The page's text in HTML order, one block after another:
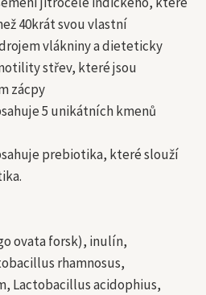
40krát svou vlastní
vlákniny a dieteticky
střev, které jsou
zácpy
5 unikátních kmenů
prebiotika, které slouží
ovata forsk), inulín,
rhamnosus,
Lactobacillus acidophius,